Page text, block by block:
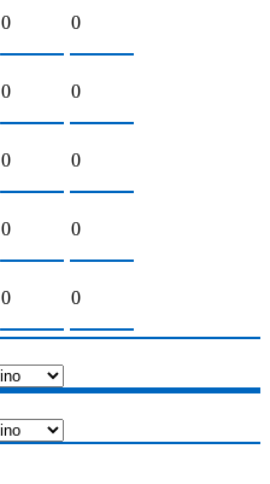
0 0
0 0
0 0
0 0
0 0